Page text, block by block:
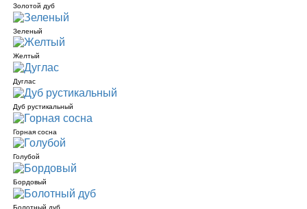
Золотой дуб
Зеленый
Желтый
Дуглас
Дуб рустикальный
Горная сосна
Голубой
Бордовый
Болотный дуб